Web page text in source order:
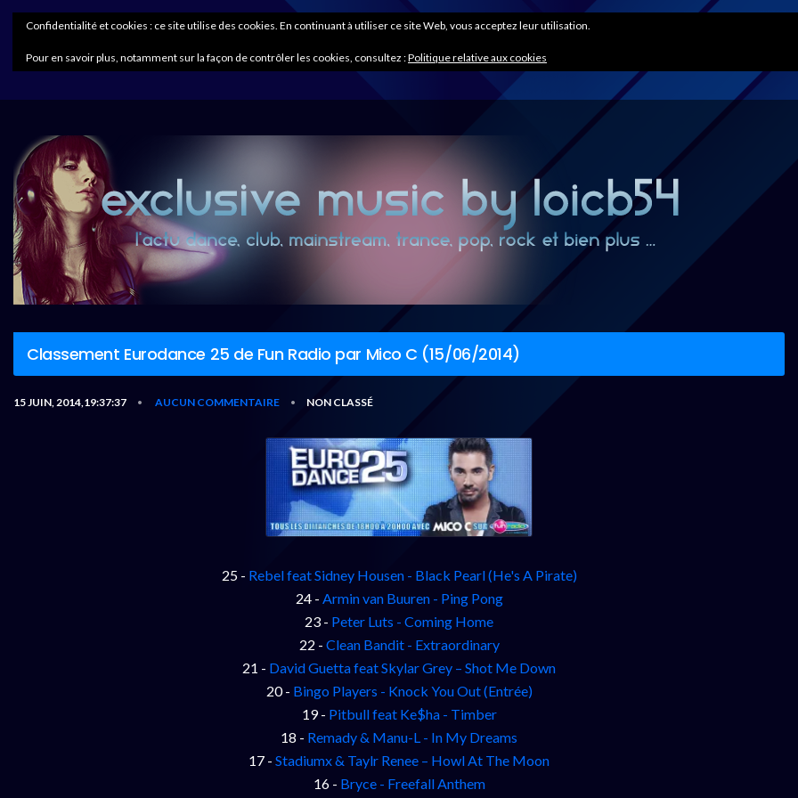
Classement Eurodance 25 de Fun Radio par Mico C (15/06/2014)
15 JUIN, 2014,19:37:37 • AUCUN COMMENTAIRE • NON CLASSÉ
25 - Rebel feat Sidney Housen - Black Pearl (He's A Pirate)
24 - Armin van Buuren - Ping Pong
23 - Peter Luts - Coming Home
22 - Clean Bandit - Extraordinary
21 - David Guetta feat Skylar Grey – Shot Me Down
20 - Bingo Players - Knock You Out (Entrée)
19 - Pitbull feat Ke$ha - Timber
18 - Remady & Manu-L - In My Dreams
17 - Stadiumx & Taylr Renee – Howl At The Moon
16 - Bryce - Freefall Anthem
Confidentialité et cookies : ce site utilise des cookies. En continuant à utiliser ce site Web, vous acceptez leur utilisation.
Pour en savoir plus, notamment sur la façon de contrôler les cookies, consultez :Politique relative aux cookies